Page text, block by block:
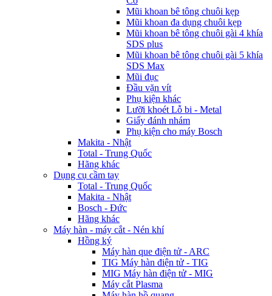
Mũi khoan bê tông chuôi kẹp
Mũi khoan đa dụng chuôi kẹp
Mũi khoan bê tông chuôi gài 4 khía
SDS plus
Mũi khoan bê tông chuôi gài 5 khía
SDS Max
Mũi đục
Đầu vặn vít
Phụ kiện khác
Lưỡi khoét Lỗ bi - Metal
Giấy đánh nhám
Phụ kiện cho máy Bosch
Makita - Nhật
Total - Trung Quốc
Hãng khác
Dụng cụ cầm tay
Total - Trung Quốc
Makita - Nhật
Bosch - Đức
Hãng khác
Máy hàn - máy cắt - Nén khí
Hồng ký
Máy hàn que điện tử - ARC
TIG Máy hàn điện tử - TIG
MIG Máy hàn điện tử - MIG
Máy cắt Plasma